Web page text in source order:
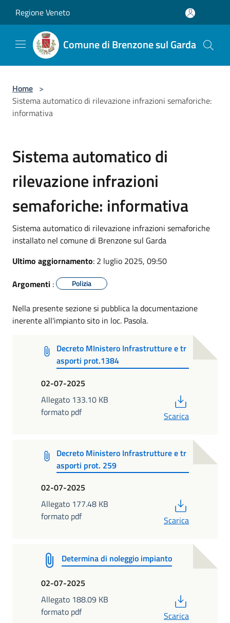
Regione Veneto
Comune di Brenzone sul Garda
Home >
Sistema automatico di rilevazione infrazioni semaforiche:
informativa
Sistema automatico di
rilevazione infrazioni
semaforiche: informativa
Sistema automatico di rilevazione infrazioni semaforiche
installato nel comune di Brenzone sul Garda
Ultimo aggiornamento: 2 luglio 2025, 09:50
Argomenti : Polizia
Nella presente sezione si pubblica la documentazione
inerente all'impianto sito in loc. Pasola.
Decreto MInistero Infrastrutture e tr
asporti prot.1384
02-07-2025
Allegato 133.10 KB
formato pdf
Scarica
Decreto Ministero Infrastrutture e tr
asporti prot. 259
02-07-2025
Allegato 177.48 KB
formato pdf
Scarica
Determina di noleggio impianto
02-07-2025
Allegato 188.09 KB
formato pdf
Scarica